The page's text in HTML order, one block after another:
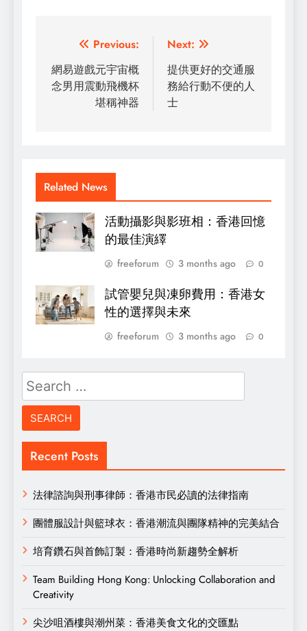
Post
navigation
Previous:
網易遊戲元宇宙概
念男用震動飛機杯
堪稱神器
Next:
提供更好的交通服
務給行動不便的人
士
Related News
活動攝影與影班相：香港回憶
的最佳演繹
freeforum 3 months ago 0
試管嬰兒與凍卵費用：香港女
性的選擇與未來
freeforum 3 months ago 0
Search
for:
Recent Posts
法律諮詢與刑事律師：香港市民必讀的法律指南
團體服設計與籃球衣：香港潮流與團隊精神的完美結合
培育鑽石與首飾訂製：香港時尚新趨勢全解析
Team Building Hong Kong: Unlocking Collaboration and
Creativity
尖沙咀酒樓與潮州菜：香港美食文化的交匯點